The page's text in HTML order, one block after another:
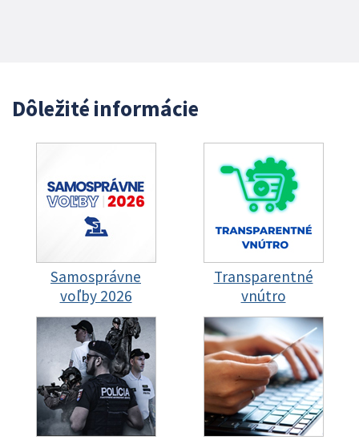
Dôležité informácie
Samosprávne
voľby 2026
Transparentné
vnútro